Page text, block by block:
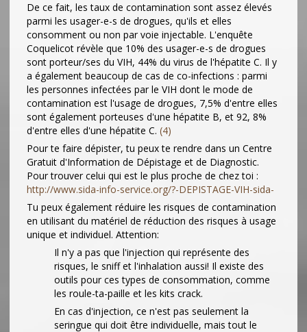
De ce fait, les taux de contamination sont assez élevés
parmi les usager-e-s de drogues, qu'ils et elles
consomment ou non par voie injectable. L'enquête
Coquelicot révèle que 10% des usager-e-s de drogues
sont porteur/ses du VIH, 44% du virus de l'hépatite C. Il y
a également beaucoup de cas de co-infections : parmi
les personnes infectées par le VIH dont le mode de
contamination est l'usage de drogues, 7,5% d'entre elles
sont également porteuses d'une hépatite B, et 92, 8%
d'entre elles d'une hépatite C. (4)
Pour te faire dépister, tu peux te rendre dans un Centre
Gratuit d'Information de Dépistage et de Diagnostic.
Pour trouver celui qui est le plus proche de chez toi :
http://www.sida-info-service.org/?-DEPISTAGE-VIH-sida-
Tu peux également réduire les risques de contamination
en utilisant du matériel de réduction des risques à usage
unique et individuel. Attention:
Il n'y a pas que l'injection qui représente des
risques, le sniff et l'inhalation aussi! Il existe des
outils pour ces types de consommation, comme
les roule-ta-paille et les kits crack.
En cas d'injection, ce n'est pas seulement la
seringue qui doit être individuelle, mais tout le